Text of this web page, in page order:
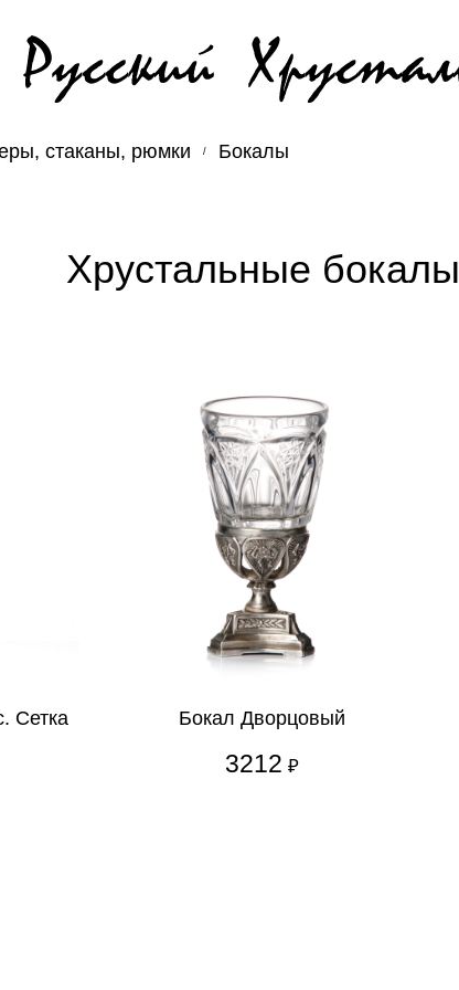
стаканы, рюмки Бокалы
Хрустальные бокалы
Сетка Бокал Дворцовый
3212